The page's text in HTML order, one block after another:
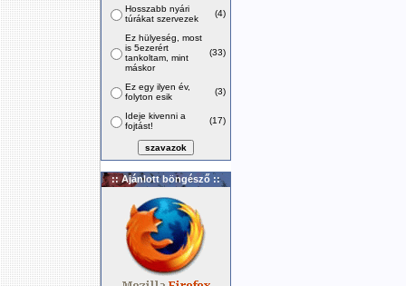
Hosszabb nyári
túrákat szervezek
(4)
Ez hülyeség, most
is 5ezerért
tankoltam, mint
máskor
(33)
Ez egy ilyen év,
folyton esik
(3)
Ideje kivenni a
fojtást!
(17)
:: Ajánlott böngésző ::